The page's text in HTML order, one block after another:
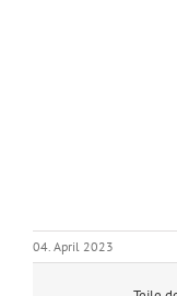
04. April 2023